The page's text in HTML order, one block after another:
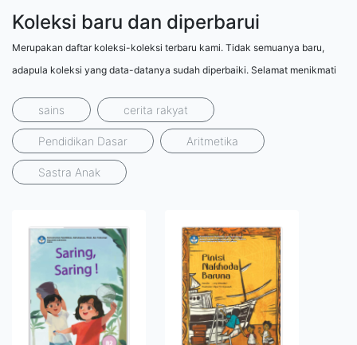
Koleksi baru dan diperbarui
Merupakan daftar koleksi-koleksi terbaru kami. Tidak semuanya baru,
adapula koleksi yang data-datanya sudah diperbaiki. Selamat menikmati
sains cerita rakyat
Pendidikan Dasar Aritmetika
Sastra Anak